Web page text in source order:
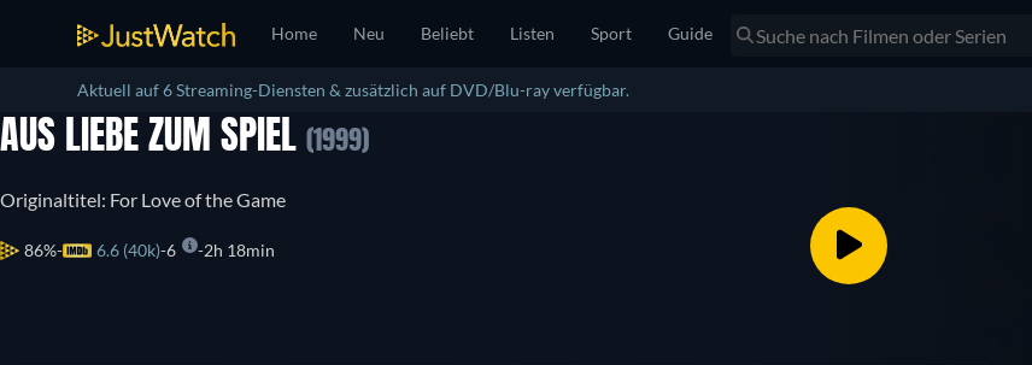
Home Neu Beliebt Listen Sport Guide
Aktuell auf 6 Streaming-Diensten & zusätzlich auf DVD/Blu-ray verfügbar.
AUS LIEBE ZUM SPIEL (1999)
Originaltitel: For Love of the Game
86% 6.6 (40k) 6 2h 18min